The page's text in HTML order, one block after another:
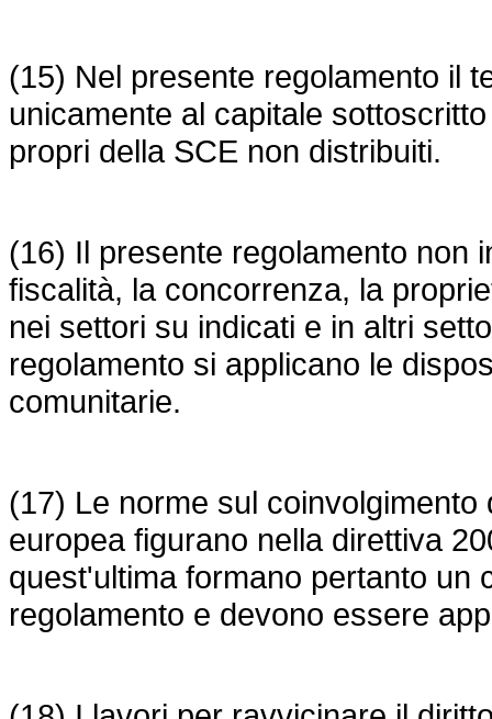
(15) Nel presente regolamento il
unicamente al capitale
propri della SCE non distribuiti.
(16) Il presente regolamento non
fiscalità, la concorrenza, la
nei settori su indicati e in altri
regolamento si applicano le
comunitarie.
(17) Le norme sul
europea figurano nella direttiva
quest'ultima formano pertanto un
regolamento e devono essere